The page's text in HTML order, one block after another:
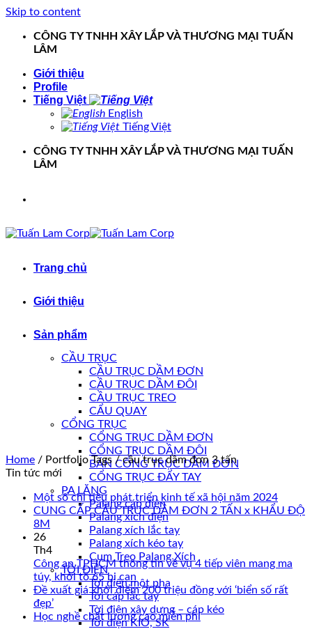
Skip to content
CÔNG TY TNHH XÂY LẮP VÀ THƯƠNG MẠI TUẤN
LÂM
Giới thiệu
Profile
Tiếng Việt
English
Tiếng Việt
CÔNG TY TNHH XÂY LẮP VÀ THƯƠNG MẠI TUẤN
LÂM
Trang chủ
Giới thiệu
Sản phẩm
CẦU TRỤC
CẦU TRỤC DẦM ĐƠN
CẦU TRỤC DẦM ĐÔI
CẦU TRỤC TREO
CẨU QUAY
CỔNG TRỤC
CỔNG TRỤC DẦM ĐƠN
CỔNG TRỤC DẦM ĐÔI
BÁN CỔNG TRỤC DẦM ĐƠN
CỔNG TRỤC ĐẨY TAY
PA LĂNG
Palang cáp điện
Palang xích điện
Palang xích lắc tay
Palang xích kéo tay
Cụm Treo Palang Xích
TỜI ĐIỆN
Tời điện một pha
Tời cáp lắc tay
Tời điện xây dựng – cáp kéo
Tời điện KIO, SK
Home / Portfolio Tags /cầu trục dầm đơn 3 tấn
Tin tức mới
Một số chỉ tiêu phát triển kinh tế xã hội năm 2024
CUNG CẤP CẦU TRỤC DẦM ĐƠN 2 TẤN x KHẨU ĐỘ
8M
26
Th4
Công an TPHCM thông tin về vụ 4 tiếp viên mang ma
túy, khởi tố 65 bị can
Đề xuất giá khởi điểm 200 triệu đồng với ‘biển số rất
đẹp’
Học nghề chất lượng cao miễn phí